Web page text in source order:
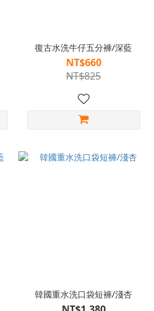
復古水洗牛仔五分褲/深藍
NT$660
NT$825
韓國重水洗口袋短褲/淺杏